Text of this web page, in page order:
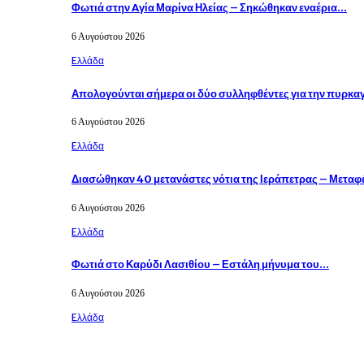
Φωτιά στην Aγία Μαρίνα Ηλείας – Σηκώθηκαν εναέρια…
6 Αυγούστου 2026
Eλλάδα
Απολογούνται σήμερα οι δύο συλληφθέντες για την
6 Αυγούστου 2026
Eλλάδα
Διασώθηκαν 40 μετανάστες νότια της Ιεράπετρας –
6 Αυγούστου 2026
Eλλάδα
Φωτιά στο Καρύδι Λασιθίου – Εστάλη μήνυμα του…
6 Αυγούστου 2026
Eλλάδα